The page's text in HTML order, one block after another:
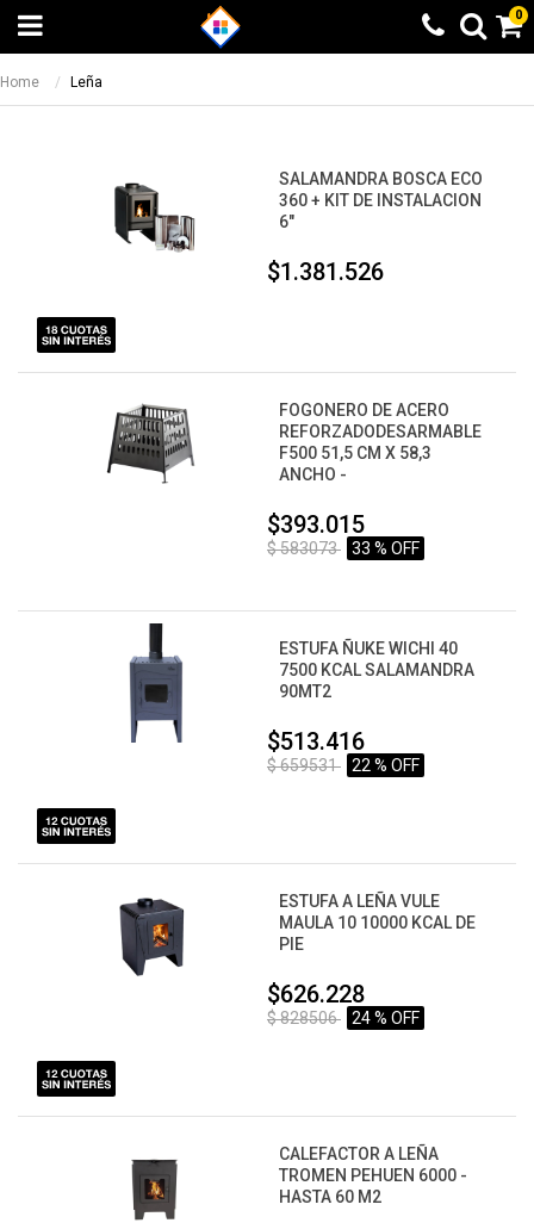
0
Home Leña
SALAMANDRA BOSCA ECO
360 + KIT DE INSTALACION
6"
$1.381.526
FOGONERO DE ACERO
REFORZADODESARMABLE
F500 51,5 CM X 58,3
ANCHO -
$393.015
$ 583073 33 % OFF
ESTUFA ÑUKE WICHI 40
7500 KCAL SALAMANDRA
90MT2
$513.416
$ 659531 22 % OFF
ESTUFA A LEÑA VULE
MAULA 10 10000 KCAL DE
PIE
$626.228
$ 828506 24 % OFF
CALEFACTOR A LEÑA
TROMEN PEHUEN 6000 -
HASTA 60 M2